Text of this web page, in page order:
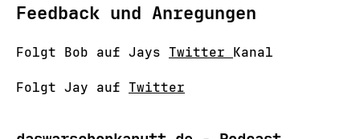
Feedback und Anregungen
Folgt Bob auf Jays Twitter Kanal
Folgt Jay auf Twitter